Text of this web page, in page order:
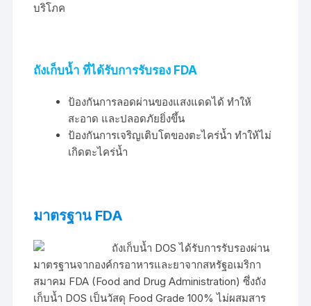
บริโภค
ถังเก็บน้ำ ที่ได้รับการรับรอง FDA
ป้องกันการลอดผ่านของแสงแดดได้ ทำให้
สะอาด และปลอดภัยยิ่งขึ้น
ป้องกันการเจริญเติบโตของตะไคร่น้ำ ทำให้ไม่
เกิดตะไคร่น้ำ
มาตรฐาน FDA
ถังเก็บน้ำ DOS ได้รับการรับรองผ่าน
มาตรฐานจากองค์กรอาหารและยาจากสหรัฐอเมริกา
สมาคม FDA (Food and Drug Administration) ซึ่งถัง
เก็บน้ำ DOS เป็นวัสดุ Food Grade 100% ไม่ผสมสาร